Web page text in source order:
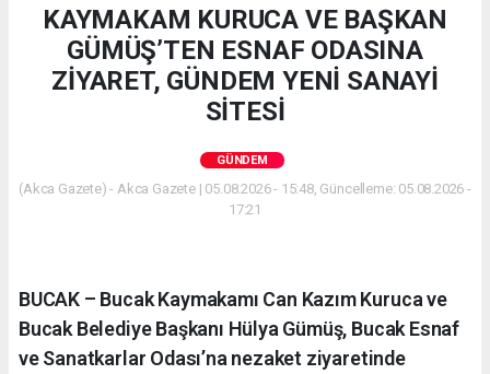
KAYMAKAM KURUCA VE BAŞKAN
GÜMÜŞ’TEN ESNAF ODASINA
ZİYARET, GÜNDEM YENİ SANAYİ
SİTESİ
GÜNDEM
(Akca Gazete) - Akca Gazete | 05.08.2026 - 15:48, Güncelleme: 05.08.2026 -
17:21
BUCAK – Bucak Kaymakamı Can Kazım Kuruca ve
Bucak Belediye Başkanı Hülya Gümüş, Bucak Esnaf
ve Sanatkarlar Odası’na nezaket ziyaretinde